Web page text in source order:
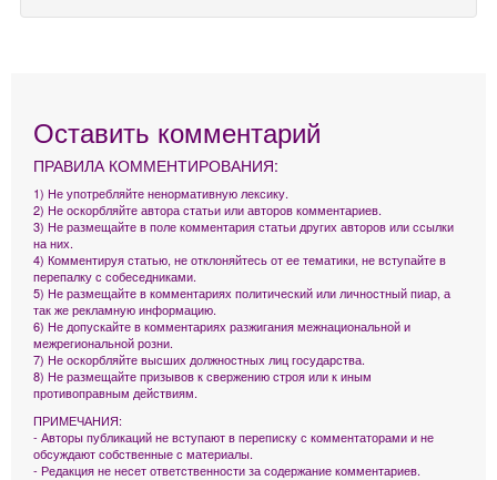
Оставить комментарий
ПРАВИЛА КОММЕНТИРОВАНИЯ:
1) Не употребляйте ненормативную лексику.
2) Не оскорбляйте автора статьи или авторов комментариев.
3) Не размещайте в поле комментария статьи других авторов или ссылки
на них.
4) Комментируя статью, не отклоняйтесь от ее тематики, не вступайте в
перепалку с собеседниками.
5) Не размещайте в комментариях политический или личностный пиар, а
так же рекламную информацию.
6) Не допускайте в комментариях разжигания межнациональной и
межрегиональной розни.
7) Не оскорбляйте высших должностных лиц государства.
8) Не размещайте призывов к свержению строя или к иным
противоправным действиям.
ПРИМЕЧАНИЯ:
- Авторы публикаций не вступают в переписку с комментаторами и не
обсуждают собственные с материалы.
- Редакция не несет ответственности за содержание комментариев.